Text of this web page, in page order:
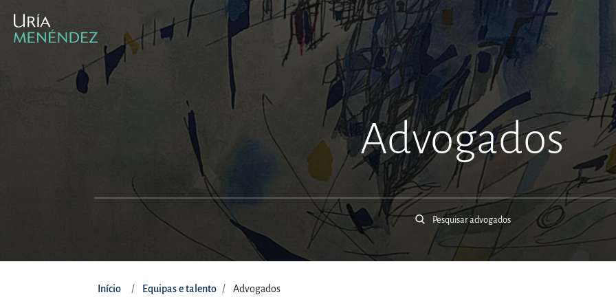
Advogados
Pesquisar advogados
Início Equipas e talento Advogados